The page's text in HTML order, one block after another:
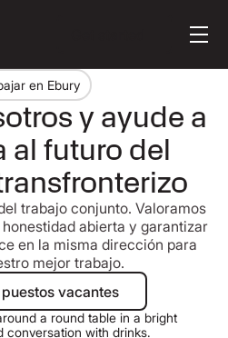
en Ebury
y ayude a
al futuro del
trabajo conjunto. Valoramos
abierta y garantizar
en la misma dirección para
mejor trabajo.
Consulte los puestos vacantes
vacantes